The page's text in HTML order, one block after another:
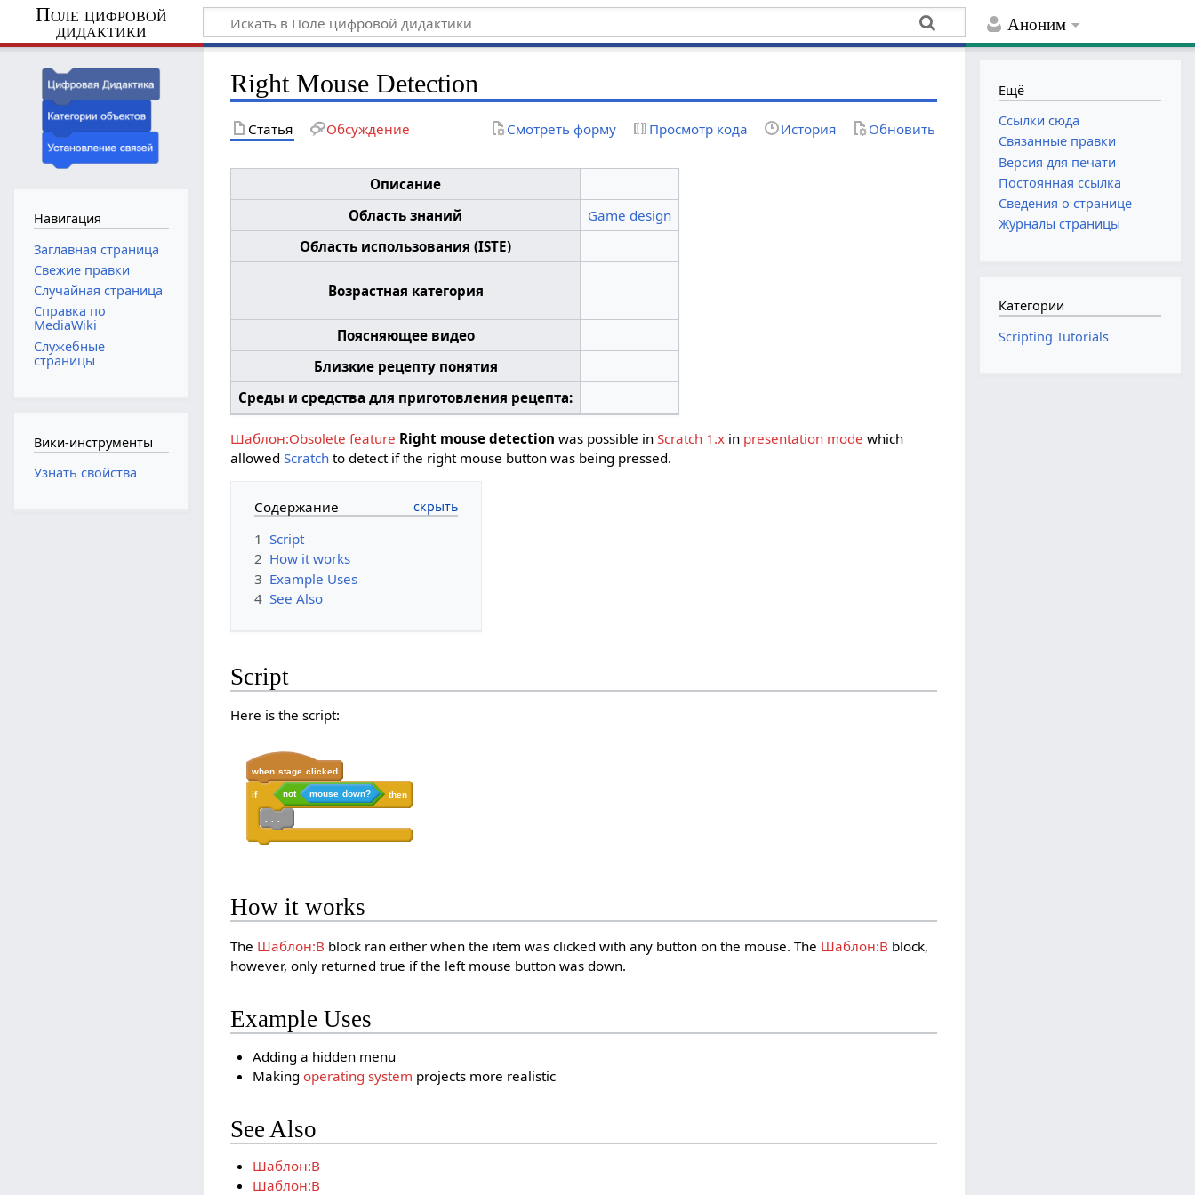
Аноним
Поле цифровой
дидактики
Right Mouse Detection
Статья Обсуждение Смотреть форму Просмотр кода История Обновить
Описание
Область знаний
Game design
Область использования (ISTE)
Возрастная категория
Поясняющее видео
Близкие рецепту понятия
Среды и средства для приготовления рецепта:
Шаблон:Obsolete feature Right mouse detection was possible inScratch 1.x in presentation mode which
allowedScratch to detect if the right mouse button was being pressed.
Содержание
1 Script
2 How it works
3 Example Uses
4 See Also
Script
Here is the script:
when stage clicked
if not mouse down? then
How it works
The Шаблон:B block ran either when the item was clicked with any button on the mouse. The Шаблон:B block,
however, only returned true if the left mouse button was down.
Example Uses
Adding a hidden menu
Making operating system projects more realistic
See Also
Шаблон:B
Шаблон:B
Навигация
Заглавная страница
Свежие правки
Случайная страница
Справка по
MediaWiki
Служебные
страницы
Вики-инструменты
Узнать свойства
Ещё
Ссылки сюда
Связанные правки
Версия для печати
Постоянная ссылка
Сведения о странице
Журналы страницы
Категории
Scripting Tutorials